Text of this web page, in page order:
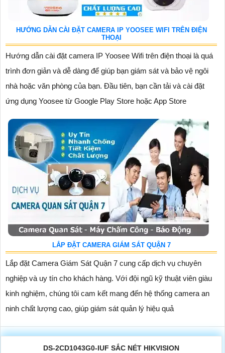
HƯỚNG DẪN CÀI ĐẶT CAMERA IP YOOSEE WIFI TRÊN ĐIỆN
THOẠI
Hướng dẫn cài đặt camera IP Yoosee Wifi trên điện thoại là quá
trình đơn giản và dễ dàng để giúp bạn giám sát và bảo vệ ngôi
nhà hoặc văn phòng của bạn. Đầu tiên, bạn cần tải và cài đặt
ứng dụng Yoosee từ Google Play Store hoặc App Store
LẮP ĐẶT CAMERA GIÁM SÁT QUẬN 7
Lắp đặt Camera Giám Sát Quận 7 cung cấp dịch vụ chuyên
nghiệp và uy tín cho khách hàng. Với đội ngũ kỹ thuật viên giàu
kinh nghiệm, chúng tôi cam kết mang đến hệ thống camera an
ninh chất lượng cao, giúp giám sát quản lý hiệu quả
DS-2CD1043G0-IUF SẮC NÉT HIKVISION